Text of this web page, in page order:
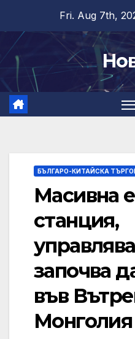
content
Fri. Aug 7th,
БЪЛГАРО-КИТАЙСКА
Масивна
станция,
започва
във
Монголия